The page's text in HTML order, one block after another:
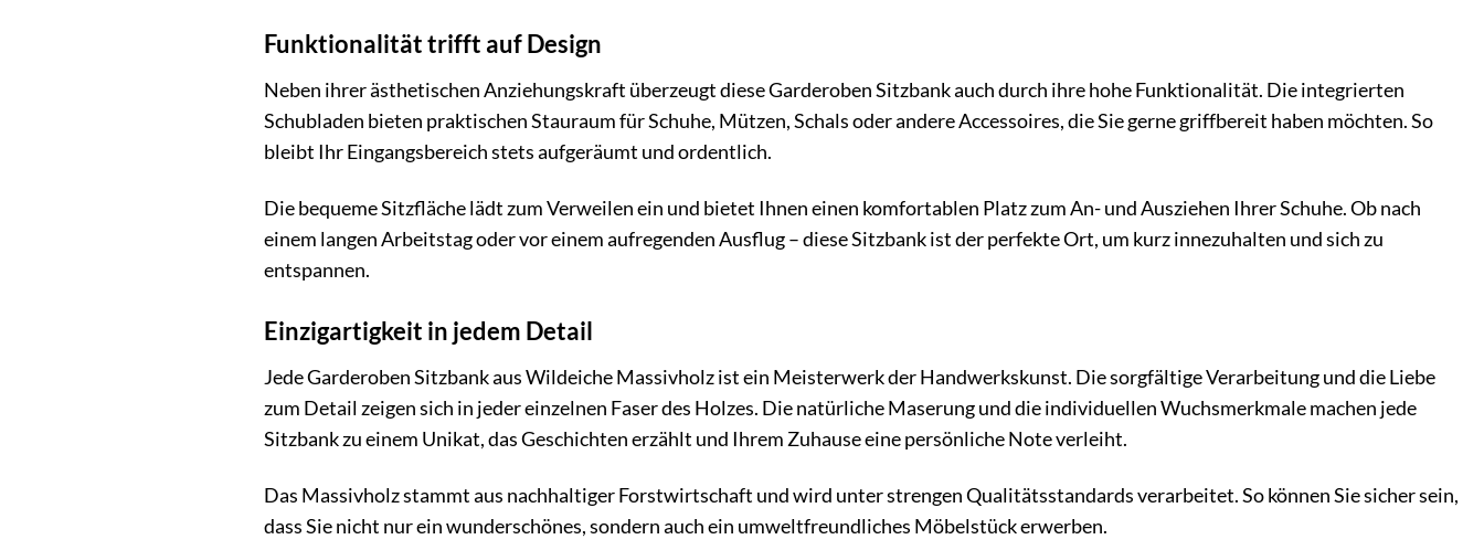
Funktionalität trifft auf Design
Neben ihrer ästhetischen Anziehungskraft überzeugt diese Garderoben Sitzbank auch durch ihre hohe Funktionalität. Die integrierten
Schubladen bieten praktischen Stauraum für Schuhe, Mützen, Schals oder andere Accessoires, die Sie gerne griffbereit haben möchten. So
bleibt Ihr Eingangsbereich stets aufgeräumt und ordentlich.
Die bequeme Sitzfläche lädt zum Verweilen ein und bietet Ihnen einen komfortablen Platz zum An- und Ausziehen Ihrer Schuhe. Ob nach
einem langen Arbeitstag oder vor einem aufregenden Ausflug – diese Sitzbank ist der perfekte Ort, um kurz innezuhalten und sich zu
entspannen.
Einzigartigkeit in jedem Detail
Jede Garderoben Sitzbank aus Wildeiche Massivholz ist ein Meisterwerk der Handwerkskunst. Die sorgfältige Verarbeitung und die Liebe
zum Detail zeigen sich in jeder einzelnen Faser des Holzes. Die natürliche Maserung und die individuellen Wuchsmerkmale machen jede
Sitzbank zu einem Unikat, das Geschichten erzählt und Ihrem Zuhause eine persönliche Note verleiht.
Das Massivholz stammt aus nachhaltiger Forstwirtschaft und wird unter strengen Qualitätsstandards verarbeitet. So können Sie sicher sein,
dass Sie nicht nur ein wunderschönes, sondern auch ein umweltfreundliches Möbelstück erwerben.